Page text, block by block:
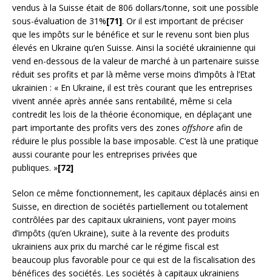
vendus à la Suisse était de 806 dollars/tonne, soit une possible
sous-évaluation de 31%[71]. Or il est important de préciser
que les impôts sur le bénéfice et sur le revenu sont bien plus
élevés en Ukraine qu’en Suisse. Ainsi la société ukrainienne qui
vend en-dessous de la valeur de marché à un partenaire suisse
réduit ses profits et par là même verse moins d’impôts à l’Etat
ukrainien : « En Ukraine, il est très courant que les entreprises
vivent année après année sans rentabilité, même si cela
contredit les lois de la théorie économique, en déplaçant une
part importante des profits vers des zones offshore afin de
réduire le plus possible la base imposable. C’est là une pratique
aussi courante pour les entreprises privées que
publiques. »[72]
Selon ce même fonctionnement, les capitaux déplacés ainsi en
Suisse, en direction de sociétés partiellement ou totalement
contrôlées par des capitaux ukrainiens, vont payer moins
d’impôts (qu’en Ukraine), suite à la revente des produits
ukrainiens aux prix du marché car le régime fiscal est
beaucoup plus favorable pour ce qui est de la fiscalisation des
bénéfices des sociétés. Les sociétés à capitaux ukrainiens